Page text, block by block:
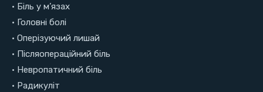
• Біль у м’язах
• Головні болі
• Оперізуючий лишай
• Післяопераційний біль
• Невропатичний біль
• Радикуліт